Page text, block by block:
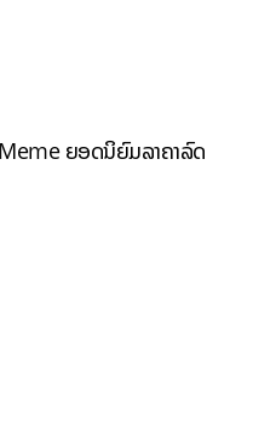
ຍອດນິຍົມລາຄາລົດ